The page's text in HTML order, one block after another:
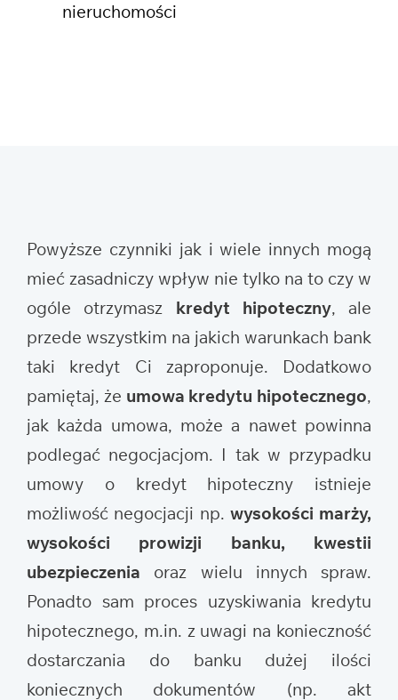
nieruchomości
Powyższe czynniki jak i wiele innych mogą
mieć zasadniczy wpływ nie tylko na to czy w
ogóle otrzymasz kredyt hipoteczny, ale
przede wszystkim na jakich warunkach bank
taki kredyt Ci zaproponuje. Dodatkowo
pamiętaj, że umowa kredytu hipotecznego,
jak każda umowa, może a nawet powinna
podlegać negocjacjom. I tak w przypadku
umowy o kredyt hipoteczny istnieje
możliwość negocjacji np. wysokości marży,
wysokości prowizji banku, kwestii
ubezpieczenia oraz wielu innych spraw.
Ponadto sam proces uzyskiwania kredytu
hipotecznego, m.in. z uwagi na konieczność
dostarczania do banku dużej ilości
koniecznych dokumentów (np. akt